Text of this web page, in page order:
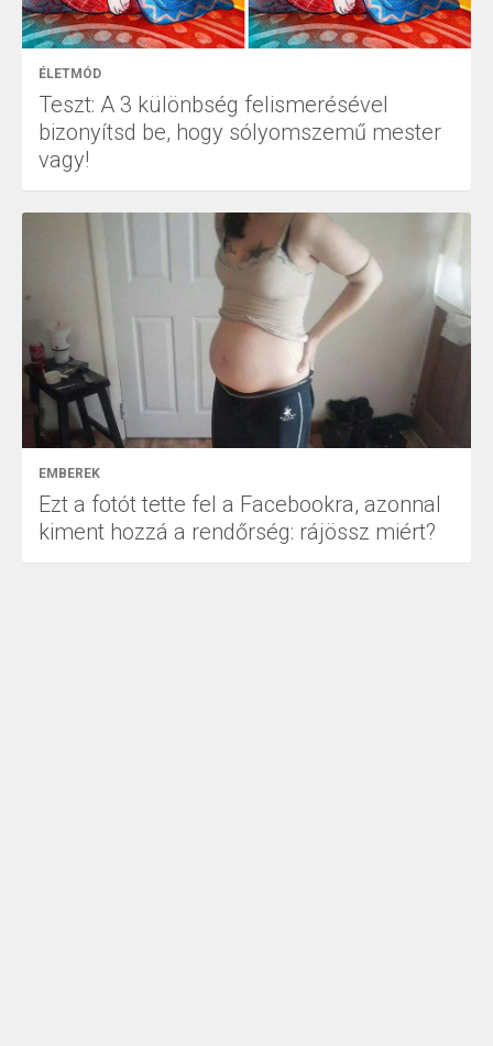
ÉLETMÓD
Teszt: A 3 különbség felismerésével
bizonyítsd be, hogy sólyomszemű mester
vagy!
EMBEREK
Ezt a fotót tette fel a Facebookra, azonnal
kiment hozzá a rendőrség: rájössz miért?